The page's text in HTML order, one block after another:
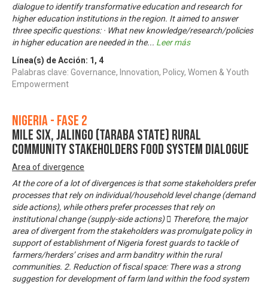
dialogue to identify transformative education and research for
higher education institutions in the region. It aimed to answer
three specific questions: · What new knowledge/research/policies
in higher education are needed in the... Leer más
Línea(s) de Acción: 1 , 4
Palabras clave: Governance, Innovation, Policy, Women & Youth
Empowerment
Nigeria - Fase 2
MILE SIX, JALINGO (TARABA STATE) RURAL
COMMUNITY STAKEHOLDERS FOOD SYSTEM DIALOGUE
Area of divergence
At the core of a lot of divergences is that some stakeholders prefer
processes that rely on individual/household level change (demand
side actions), while others prefer processes that rely on
institutional change (supply-side actions)  Therefore, the major
area of divergent from the stakeholders was promulgate policy in
support of establishment of Nigeria forest guards to tackle of
farmers/herders’ crises and arm banditry within the rural
communities. 2. Reduction of fiscal space: There was a strong
suggestion for development of farm land within the food system